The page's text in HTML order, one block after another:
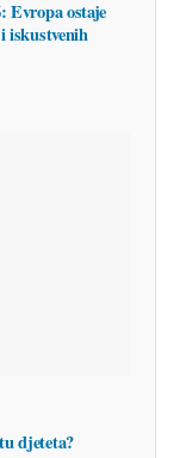
Evropa ostaje
iskustvenih
djeteta?